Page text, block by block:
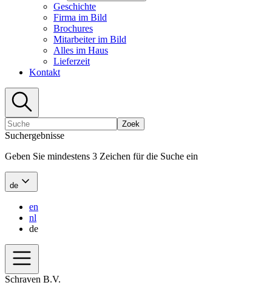
Geschichte
Firma im Bild
Brochures
Mitarbeiter im Bild
Alles im Haus
Lieferzeit
Kontakt
Zoek
Suchergebnisse
Geben Sie mindestens 3 Zeichen für die Suche ein
de
en
nl
de
Schraven B.V.